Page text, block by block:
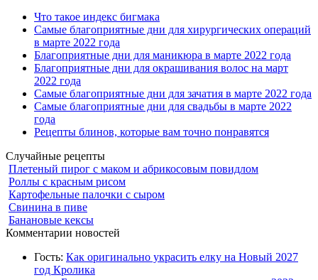
Что такое индекс бигмака
Самые благоприятные дни для хирургических операций
в марте 2022 года
Благоприятные дни для маникюра в марте 2022 года
Благоприятные дни для окрашивания волос на март
2022 года
Самые благоприятные дни для зачатия в марте 2022 года
Самые благоприятные дни для свадьбы в марте 2022
года
Рецепты блинов, которые вам точно понравятся
Случайные рецепты
Плетеный пирог с маком и абрикосовым повидлом
Роллы с красным рисом
Картофельные палочки с сыром
Свинина в пиве
Банановые кексы
Комментарии новостей
Гость: Как оригинально украсить елку на Новый 2027
год Кролика